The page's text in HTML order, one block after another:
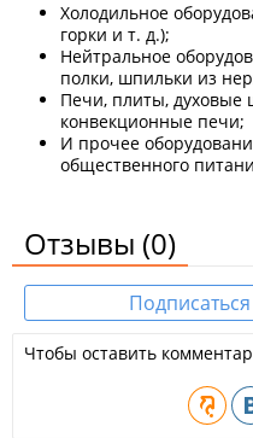
Холодильное
горки и т. д.);
Нейтральное
полки, шпильки из
Печи, плиты, духовые
конвекционные печи;
И прочее
общественного
Отзывы (0)
Чтобы оставить